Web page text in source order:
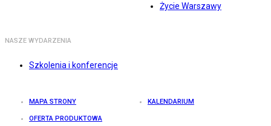
Życie Warszawy
NASZE WYDARZENIA
Szkolenia i konferencje
MAPA STRONY KALENDARIUM
OFERTA PRODUKTOWA